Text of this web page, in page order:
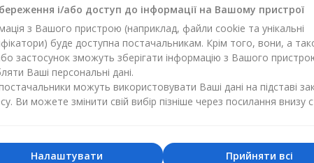
і/або доступ до інформації на Вашому пристрої
з Вашого пристрою (наприклад, файли cookie та унікальні
буде доступна постачальникам. Крім того, вони, а
застосунок зможуть зберігати інформацію з Вашого
Ваші персональні дані.
можуть використовувати Ваші дані на підставі
Ви можете змінити свій вибір пізніше через посилання внизу
Прийняти всі
Налаштувати